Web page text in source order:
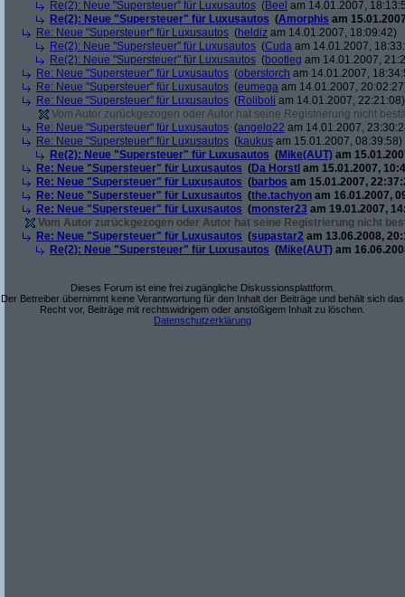
Re(2): Neue "Supersteuer" für Luxusautos (Beel am 14.01.2007,
Re(2): Neue "Supersteuer" für Luxusautos (Amorphis am
Re: Neue "Supersteuer" für Luxusautos (heldiz am 14.01.2007, 18:09:42)
Re(2): Neue "Supersteuer" für Luxusautos (Cuda am 14.01.2007,
Re(2): Neue "Supersteuer" für Luxusautos (bootleg am 14.01.2007,
Re: Neue "Supersteuer" für Luxusautos (oberstorch am 14.01.2007,
Re: Neue "Supersteuer" für Luxusautos (eumega am 14.01.2007,
Re: Neue "Supersteuer" für Luxusautos (Roliboli am 14.01.2007, 22:21:08)
Vom Autor zurückgezogen oder Autor hat seine Registrierung nicht
Re: Neue "Supersteuer" für Luxusautos (angelo22 am 14.01.2007,
Re: Neue "Supersteuer" für Luxusautos (kaukus am 15.01.2007, 08:39:58)
Re(2): Neue "Supersteuer" für Luxusautos (Mike(AUT) am
Re: Neue "Supersteuer" für Luxusautos (Da Horstl am 15.01.2007,
Re: Neue "Supersteuer" für Luxusautos (barbos am 15.01.2007,
Re: Neue "Supersteuer" für Luxusautos (the.tachyon am 16.01.2007,
Re: Neue "Supersteuer" für Luxusautos (monster23 am 19.01.2007,
Vom Autor zurückgezogen oder Autor hat seine Registrierung nicht
Re: Neue "Supersteuer" für Luxusautos (supastar2 am 13.06.2008,
Re(2): Neue "Supersteuer" für Luxusautos (Mike(AUT) am
Dieses Forum ist eine frei zugängliche Diskussionsplattform.
Der Betreiber übernimmt keine Verantwortung für den Inhalt der Beiträge und behält sich das
Recht vor, Beiträge mit rechtswidrigem oder anstößigem Inhalt zu löschen.
Datenschutzerklärung